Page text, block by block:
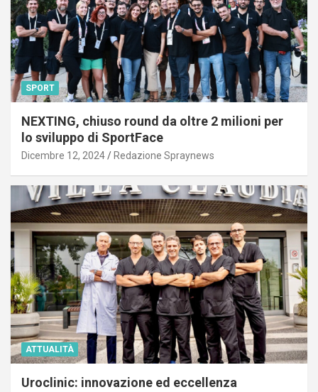
SPORT
NEXTING, chiuso round da oltre 2 milioni per
lo sviluppo di SportFace
Dicembre 12, 2024 Redazione Spraynews
ATTUALITÀ
Uroclinic: innovazione ed eccellenza